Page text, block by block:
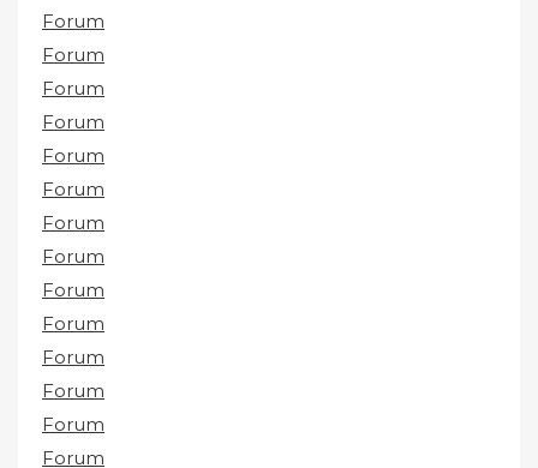
Forum
Forum
Forum
Forum
Forum
Forum
Forum
Forum
Forum
Forum
Forum
Forum
Forum
Forum